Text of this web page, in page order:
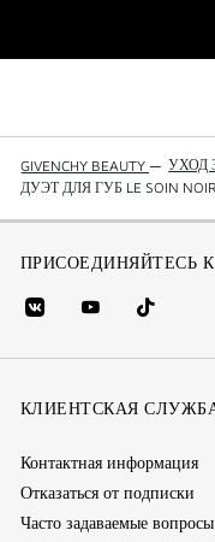
GIVENCHY BEAUTY — УХОД
ДУЭТ ДЛЯ ГУБ LE SOIN NOIR
ПРИСОЕДИНЯЙТЕСЬ К
vk
(new
youtube
(новое
Tik
Tok
окно)
КЛИЕНТСКАЯ
Контактная информация
Отказаться от подписки
Часто задаваемые